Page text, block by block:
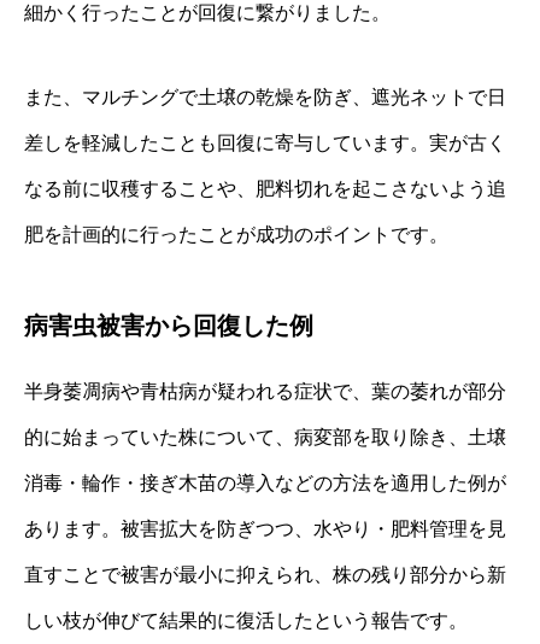
細かく行ったことが回復に繋がりました。
また、マルチングで土壌の乾燥を防ぎ、遮光ネットで日
差しを軽減したことも回復に寄与しています。実が古く
なる前に収穫することや、肥料切れを起こさないよう追
肥を計画的に行ったことが成功のポイントです。
病害虫被害から回復した例
半身萎凋病や青枯病が疑われる症状で、葉の萎れが部分
的に始まっていた株について、病変部を取り除き、土壌
消毒・輪作・接ぎ木苗の導入などの方法を適用した例が
あります。被害拡大を防ぎつつ、水やり・肥料管理を見
直すことで被害が最小に抑えられ、株の残り部分から新
しい枝が伸びて結果的に復活したという報告です。